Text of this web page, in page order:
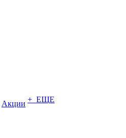
Акции + ЕЩЕ